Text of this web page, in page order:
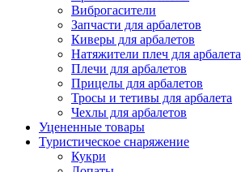
Виброгасители
Запчасти для арбалетов
Киверы для арбалетов
Натяжители плеч для арбалета
Плечи для арбалетов
Прицелы для арбалетов
Тросы и тетивы для арбалета
Чехлы для арбалетов
Уцененные товары
Туристическое снаряжение
Кукри